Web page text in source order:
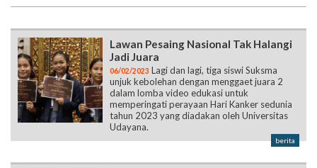
Lawan Pesaing Nasional Tak Halangi
Jadi Juara
06/02/2023 Lagi dan lagi, tiga siswi Suksma
unjuk kebolehan dengan menggaet juara 2
dalam lomba video edukasi untuk
memperingati perayaan Hari Kanker sedunia
tahun 2023 yang diadakan oleh Universitas
Udayana.
berita